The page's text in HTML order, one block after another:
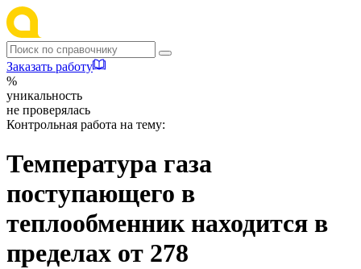
Заказать работу
%
уникальность
не проверялась
Контрольная работа на тему:
Температура газа
поступающего в
теплообменник находится в
пределах от 278